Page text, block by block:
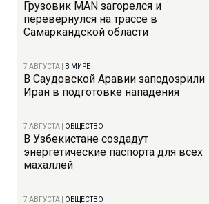
Грузовик MAN загорелся и
перевернулся на трассе в
Самаркандской области
7 АВГУСТА В МИРЕ
В Саудовской Аравии заподозрили
Иран в подготовке нападения
7 АВГУСТА ОБЩЕСТВО
В Узбекистане создадут
энергетические паспорта для всех
махаллей
7 АВГУСТА ОБЩЕСТВО